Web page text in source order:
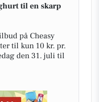
til en skarp
på Cheasy
til kun 10 kr. pr.
den 31. juli til